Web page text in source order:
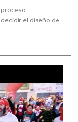
el diseño de